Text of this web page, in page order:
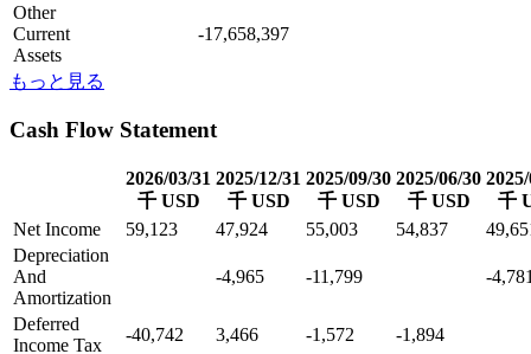
Other
Current
Assets
-17,658,397
もっと見る
Cash Flow Statement
2026/03/31
千 USD
2025/12/31
千 USD
2025/09/30
千 USD
2025/06/30
千 USD
千
Net Income
59,123 47,924 55,003 54,837
Depreciation
And
Amortization
-4,965 -11,799 -
Deferred
Income Tax
-40,742 3,466 -1,572 -1,894